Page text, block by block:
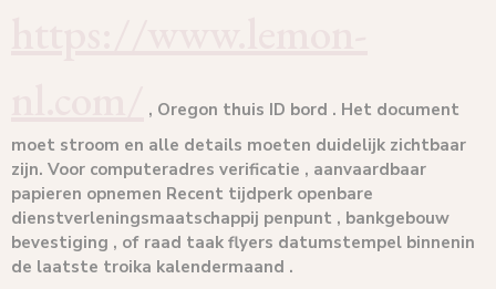
, Oregon thuis ID bord . Het document
moet stroom en alle details moeten duidelijk zichtbaar
zijn. Voor computeradres verificatie , aanvaardbaar
papieren opnemen Recent tijdperk openbare
dienstverleningsmaatschappij penpunt , bankgebouw
bevestiging , of raad taak flyers datumstempel binnenin
de laatste troika kalendermaand .